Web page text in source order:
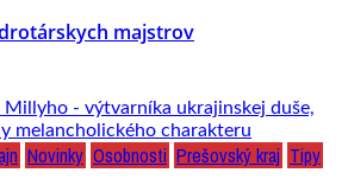
majstrov
Novinky Osobnosti Prešovský kraj Tipy